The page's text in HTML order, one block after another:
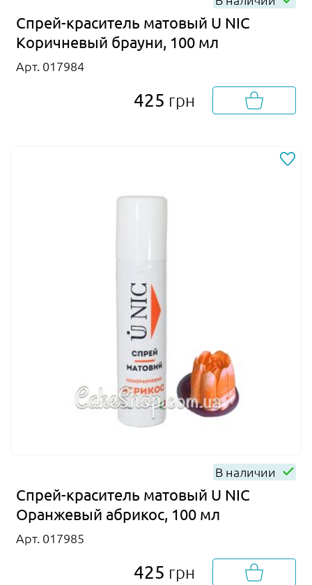
Спрей-краситель матовый U NIC
Коричневый брауни, 100 мл
Арт. 017984
425 грн
В наличии
Спрей-краситель матовый U NIC
Оранжевый абрикос, 100 мл
Арт. 017985
425 грн